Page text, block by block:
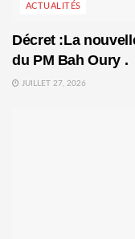
ACTUALITÉS
Décret :La
du PM Bah Oury .
JUILLET 27, 2026